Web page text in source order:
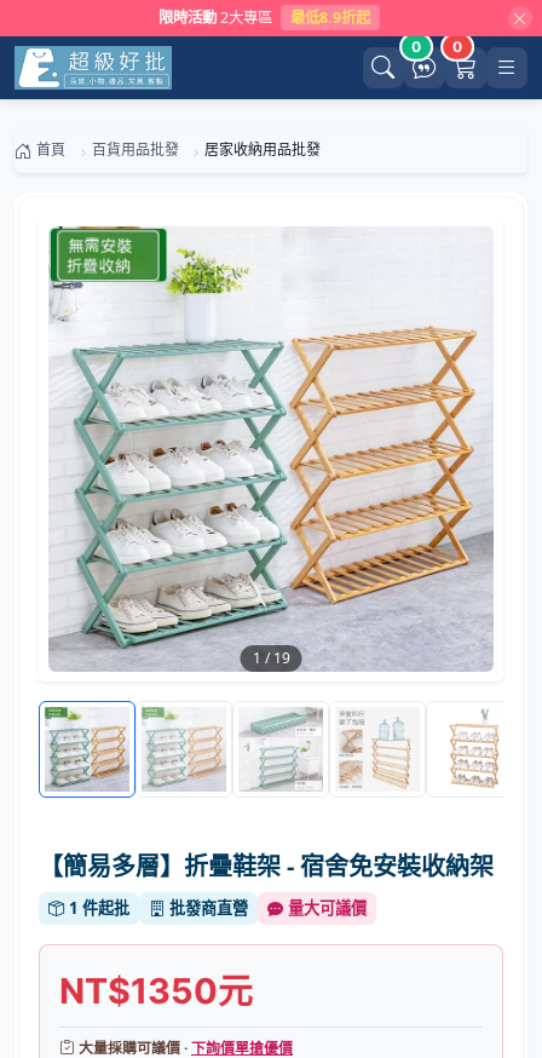
限時活動 2大專區 最低8.9折起
0 0
首頁 百貨用品批發 居家收納用品批發
1 /19
【簡易多層】折疊鞋架 - 宿舍免安裝收納架
1 件起批 批發商直營 量大可議價
NT$1350元
大量採購可議價 ·下詢價單搶優價